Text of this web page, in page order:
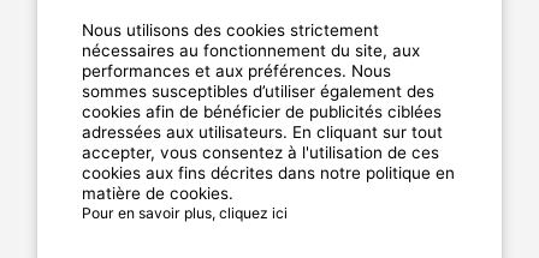
CGU du site
Plan de site
Cookies
Charte de confidentialité
La garantie MyCamping.com
Nous utilisons des cookies strictement
nécessaires au fonctionnement du site, aux
performances et aux préférences. Nous
sommes susceptibles d’utiliser également des
cookies afin de bénéficier de publicités ciblées
adressées aux utilisateurs. En cliquant sur tout
accepter, vous consentez à l'utilisation de ces
cookies aux fins décrites dans notre politique en
matière de cookies.
Pour en savoir plus, cliquez ici